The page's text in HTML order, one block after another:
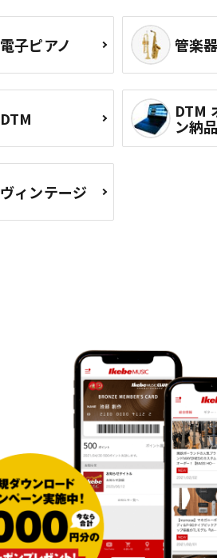
電子ピアノ 管楽器
DTM DTM
ン納品
ヴィンテージ